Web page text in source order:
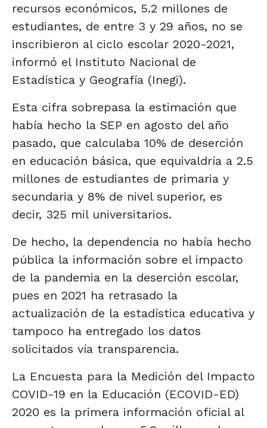
recursos económicos, 5.2 millones de
estudiantes, de entre 3 y 29 años, no se
inscribieron al ciclo escolar 2020-2021,
informó el Instituto Nacional de
Estadística y Geografía (Inegi).
Esta cifra sobrepasa la estimación que
había hecho la SEP en agosto del año
pasado, que calculaba 10% de deserción
en educación básica, que equivaldría a 2.5
millones de estudiantes de primaria y
secundaria y 8% de nivel superior, es
decir, 325 mil universitarios.
De hecho, la dependencia no había hecho
pública la información sobre el impacto
de la pandemia en la deserción escolar,
pues en 2021 ha retrasado la
actualización de la estadística educativa y
tampoco ha entregado los datos
solicitados vía transparencia.
La Encuesta para la Medición del Impacto
COVID-19 en la Educación (ECOVID-ED)
2020 es la primera información oficial al